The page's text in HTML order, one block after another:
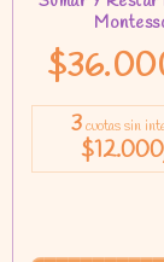
3cuotas sin